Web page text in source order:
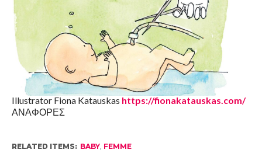
Illustrator Fiona Katauskas https://fionakatauskas.com/
ΑΝΑΦΟΡΕΣ
RELATED ITEMS: BABY, FEMME